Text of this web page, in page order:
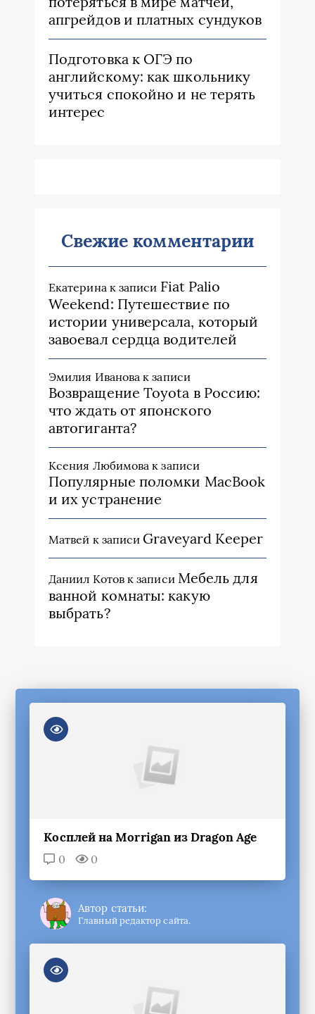
апгрейдов и платных сундуков
Подготовка к ОГЭ по
английскому: как школьнику
учиться спокойно и не терять
интерес
Свежие комментарии
Екатеринак записи Fiat Palio
Weekend: Путешествие по
истории универсала, который
завоевал сердца водителей
Эмилия Иванова к записи
Возвращение Toyota в Россию:
что ждать от японского
автогиганта?
Ксения Любимова к записи
Популярные поломки MacBook
и их устранение
Матвей к записи Graveyard Keeper
Даниил Котовк записи Мебель для
ванной комнаты: какую
выбрать?
Косплей на Morrigan из Dragon Age
0 0
Автор статьи:
Главный редактор сайта.